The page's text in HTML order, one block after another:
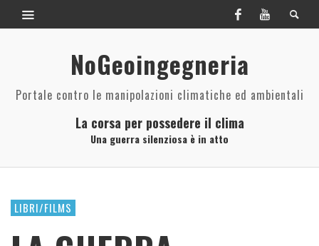
NoGeoingegneria
Portale contro le manipolazioni climatiche ed ambientali
La corsa per possedere il clima
Una guerra silenziosa è in atto
LIBRI/FILMS